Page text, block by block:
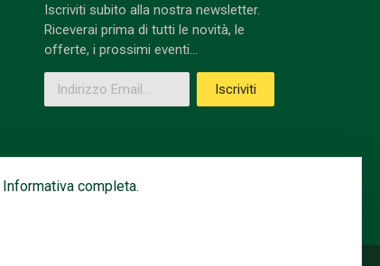
Informativa completa.
Iscriviti subito alla nostra newsletter.
Riceverai prima di tutti le novità, le
offerte, i prossimi eventi...
Indirizzo Email
Iscriviti